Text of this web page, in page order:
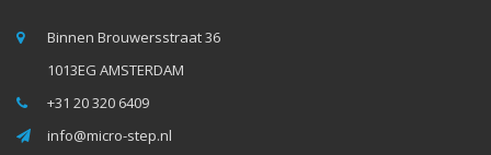
Binnen Brouwersstraat 36
1013EG AMSTERDAM
+31 20 320 6409
info@micro-step.nl